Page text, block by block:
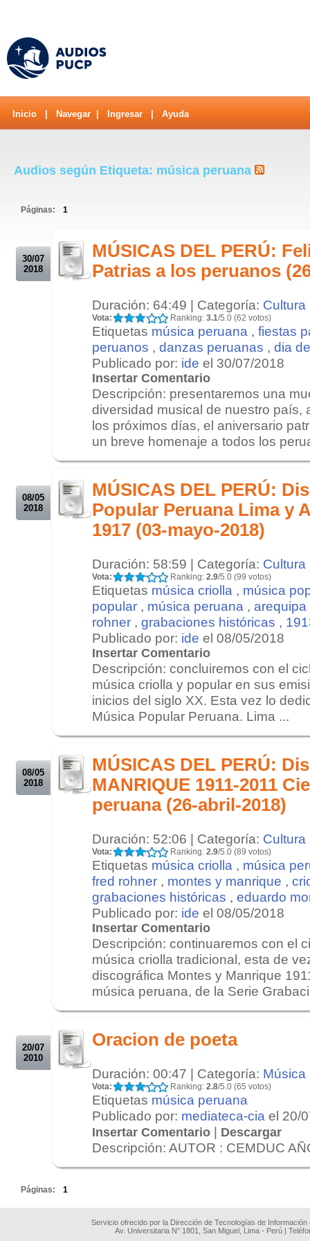
Inicio Navegar Ingresar Ayuda
Audios según Etiqueta: música peruana
Páginas: 1
30/07
2018
MÚSICAS DEL PERÚ:
Patrias a los peruanos
Duración: 64:49 | Categoría: Cultura
Vota: Ranking: 3.1/5.0 (62 votos)
Etiquetas música peruana , fiestas
peruanos , danzas peruanas , dia
Publicado por: ide el 30/07/2018
Insertar Comentario
Descripción: presentaremos una
diversidad musical de nuestro país,
los próximos días, el aniversario
un breve homenaje a todos los
08/05
2018
MÚSICAS DEL PERÚ:
Popular Peruana Lima y
1917 (03-mayo-2018)
Duración: 58:59 | Categoría: Cultura
Vota: Ranking: 2.9/5.0 (99 votos)
Etiquetas música criolla , música
popular , música peruana , arequipa
rohner , grabaciones históricas ,
Publicado por: ide el 08/05/2018
Insertar Comentario
Descripción: concluiremos con el
música criolla y popular en sus
inicios del siglo XX. Esta vez lo
Música Popular Peruana. Lima ...
08/05
2018
MÚSICAS DEL PERÚ:
MANRIQUE 1911-2011
peruana (26-abril-2018)
Duración: 52:06 | Categoría: Cultura
Vota: Ranking: 2.9/5.0 (89 votos)
Etiquetas música criolla , música
fred rohner , montes y manrique ,
grabaciones históricas , eduardo
Publicado por: ide el 08/05/2018
Insertar Comentario
Descripción: continuaremos con el
música criolla tradicional, esta de
discográfica Montes y Manrique
música peruana, de la Serie
20/07
2010
Oracion de poeta
Duración: 00:47 | Categoría: Música
Vota: Ranking: 2.8/5.0 (65 votos)
Etiquetas música peruana
Publicado por: mediateca-cia el 20/
Insertar Comentario | Descargar
Descripción: AUTOR : CEMDUC
Páginas: 1
Servicio ofrecido por la Dirección de Tecnologías de
Av. Universitaria N° 1801, San Miguel, Lima - Perú |